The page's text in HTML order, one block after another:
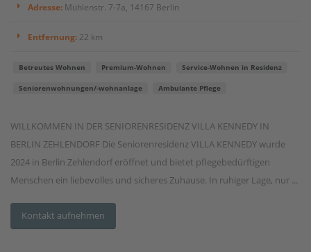
Adresse: Mühlenstr. 7-7a, 14167 Berlin
Entfernung: 22 km
Betreutes Wohnen Premium-Wohnen Service-Wohnen in Residenz
Seniorenwohnungen/-wohnanlage Ambulante Pflege
WILLKOMMEN IN DER SENIORENRESIDENZ VILLA KENNEDY IN
BERLIN ZEHLENDORF Die Seniorenresidenz VILLA KENNEDY wurde
2024 in Berlin Zehlendorf eröffnet und bietet pflegebedürftigen
Menschen ein liebevolles und sicheres Zuhause. In ruhiger Lage, nur ...
Kontakt aufnehmen